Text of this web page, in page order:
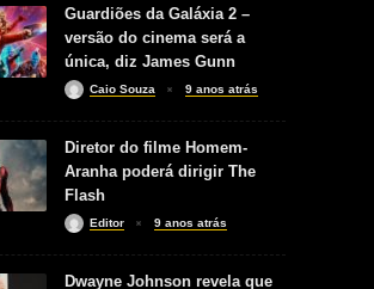
Guardiões da Galáxia 2 –
versão do cinema será a
única, diz James Gunn
Caio Souza 9 anos atrás
Diretor do filme Homem-
Aranha poderá dirigir The
Flash
Editor 9 anos atrás
Dwayne Johnson revela que